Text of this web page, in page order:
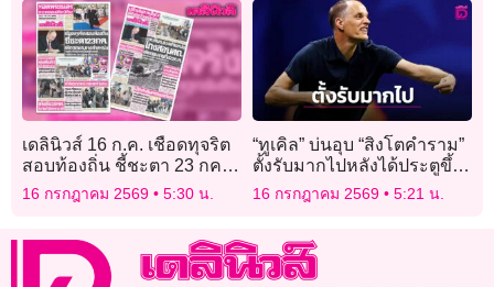
เดลินิวส์ 16 ก.ค. เชือดทุจริต
สอบท้องถิ่น ชี้ชะตา 23 กค.
เพิกถอน 5,814 ตำแหน่ง
16 กรกฎาคม 2569 5:30 น.
“ทูเคิล” บ่นอุบ “สิงโตคำราม”
ตั้งรับมากไปหลังได้ประตูขึ้น
นำ
16 กรกฎาคม 2569 5:21 น.